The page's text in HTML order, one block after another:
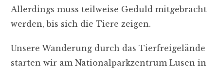
Allerdings muss teilweise Geduld mitgebracht
werden, bis sich die Tiere zeigen.
Unsere Wanderung durch das Tierfreigelände
starten wir am Nationalparkzentrum Lusen in